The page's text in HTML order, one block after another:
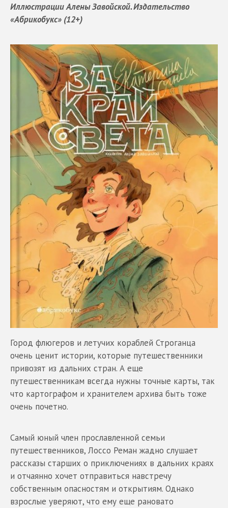
Иллюстрации Алены Завойской. Издательство
«Абрикобукс» (12+)
Город флюгеров и летучих кораблей Строганца
очень ценит истории, которые путешественники
привозят из дальних стран. А еще
путешественникам всегда нужны точные карты, так
что картографом и хранителем архива быть тоже
очень почетно.
Самый юный член прославленной семьи
путешественников, Лоссо Реман жадно слушает
рассказы старших о приключениях в дальних краях
и отчаянно хочет отправиться навстречу
собственным опасностям и открытиям. Однако
взрослые уверяют, что ему еще рановато